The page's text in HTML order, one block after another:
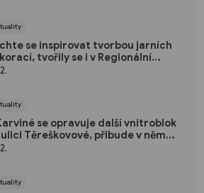
se inspirovat tvorbou jarních
tvořily se i v Regionální
se opravuje další vnitroblok
Těreškovové, přibude v něm
mobiliář